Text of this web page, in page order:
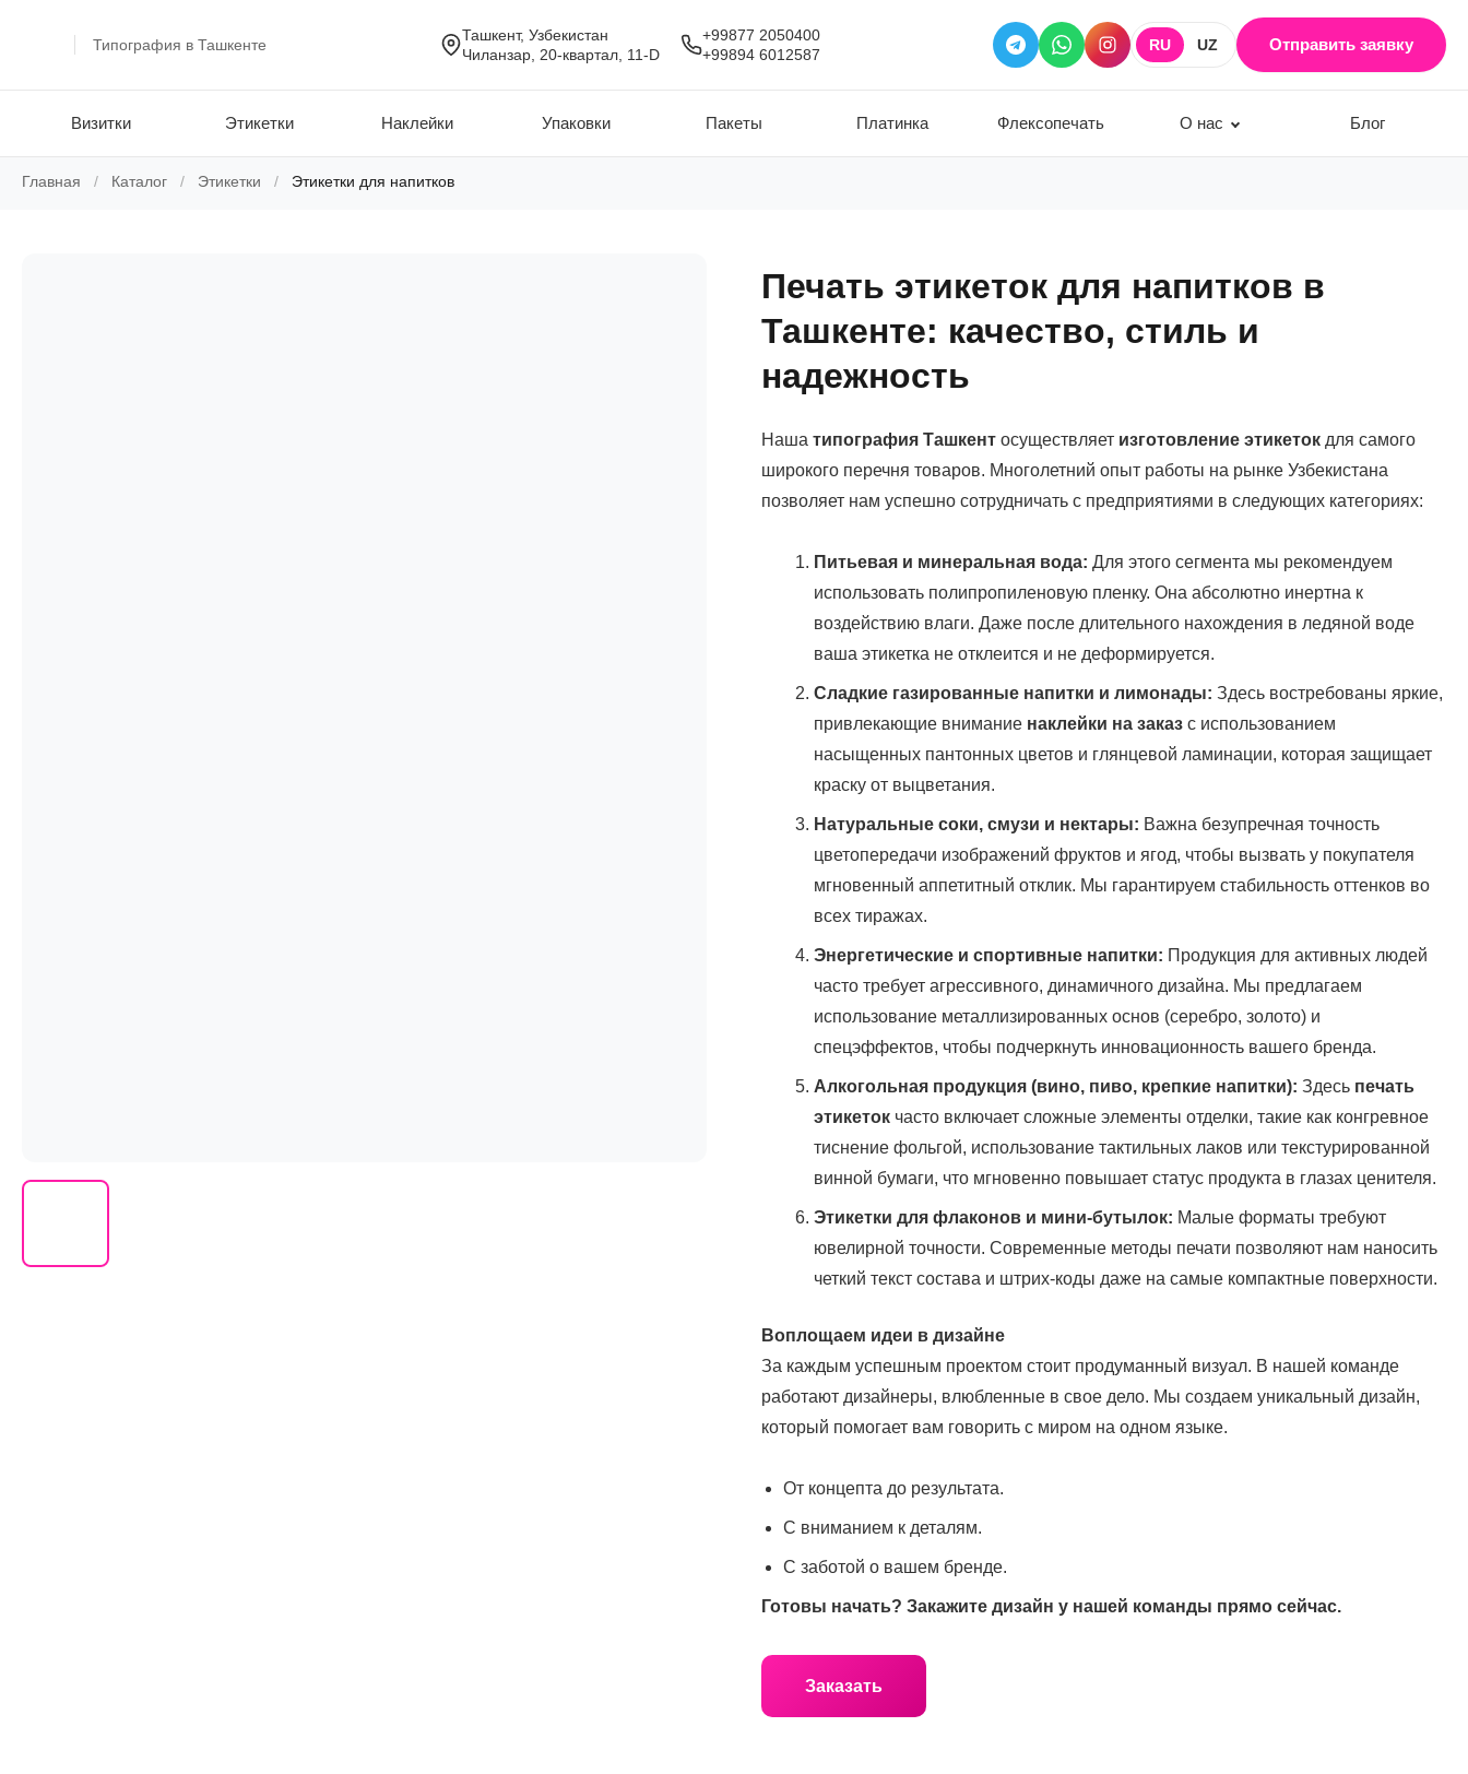
Типография в Ташкенте
Ташкент, Узбекистан
Чиланзар, 20-квартал, 11-D
+99877 2050400
+99894 6012587
RU UZ Отправить заявку
Визитки Этикетки Наклейки Упаковки Пакеты Платинка Флексопечать О нас Блог
Главная / Каталог / Этикетки / Этикетки для напитков
Печать этикеток для напитков в
Ташкенте: качество, стиль и
надежность
Наша типография Ташкент осуществляет изготовление этикеток для самого
широкого перечня товаров. Многолетний опыт работы на рынке Узбекистана
позволяет нам успешно сотрудничать с предприятиями в следующих категориях:
Питьевая и минеральная вода: Для этого сегмента мы рекомендуем
использовать полипропиленовую пленку. Она абсолютно инертна к
воздействию влаги. Даже после длительного нахождения в ледяной воде
ваша этикетка не отклеится и не деформируется.
Сладкие газированные напитки и лимонады: Здесь востребованы яркие,
привлекающие внимание наклейки на заказ с использованием
насыщенных пантонных цветов и глянцевой ламинации, которая защищает
краску от выцветания.
Натуральные соки, смузи и нектары: Важна безупречная точность
цветопередачи изображений фруктов и ягод, чтобы вызвать у покупателя
мгновенный аппетитный отклик. Мы гарантируем стабильность оттенков во
всех тиражах.
Энергетические и спортивные напитки: Продукция для активных людей
часто требует агрессивного, динамичного дизайна. Мы предлагаем
использование металлизированных основ (серебро, золото) и
спецэффектов, чтобы подчеркнуть инновационность вашего бренда.
Алкогольная продукция (вино, пиво, крепкие напитки): Здесь печать
этикеток часто включает сложные элементы отделки, такие как конгревное
тиснение фольгой, использование тактильных лаков или текстурированной
винной бумаги, что мгновенно повышает статус продукта в глазах ценителя.
Этикетки для флаконов и мини-бутылок: Малые форматы требуют
ювелирной точности. Современные методы печати позволяют нам наносить
четкий текст состава и штрих-коды даже на самые компактные поверхности.
Воплощаем идеи в дизайне
За каждым успешным проектом стоит продуманный визуал. В нашей команде
работают дизайнеры, влюбленные в свое дело. Мы создаем уникальный дизайн,
который помогает вам говорить с миром на одном языке.
От концепта до результата.
С вниманием к деталям.
С заботой о вашем бренде.
Готовы начать? Закажите дизайн у нашей команды прямо сейчас.
Заказать